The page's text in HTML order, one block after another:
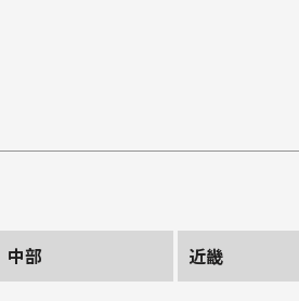
中部 近畿